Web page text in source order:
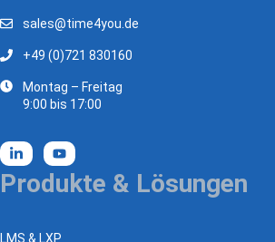
sales@time4you.de
+49 (0)721 830160
Montag – Freitag
9:00 bis 17:00
Produkte & Lösungen
LMS & LXP